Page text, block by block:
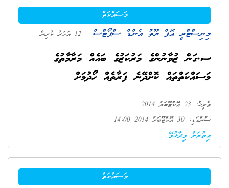
މަސައްކަތް
މިނިސްޓްރީ އޮފް ޔޫތު އެންޑް ސްޕޯޓްސް . 12 އަހަރު ކުރިން
ސ.ގަން ޒުވާނުންގެ މަރުކަޒުގެ ބައެއް މަރާމާތުގެ
މަސައްކަތްތައް ކޮށްދޭނެ ފަރާތެއް ހޯދުމަށް
ތާރީޚު: 23 އޮކްޓޫބަރު 2014
ސުންގަޑި: 30 އޮކްޓޫބަރު 2014 14:00
އިތުރަށް ވިދާޅުވޭ
މަސައްކަތް